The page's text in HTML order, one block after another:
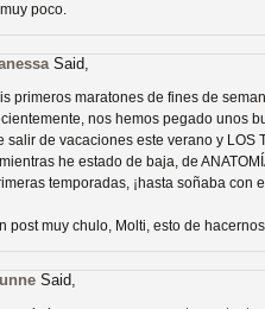
Las temporadas de
MOLTISANTI
Recomendación de la semana
poco.
Said,
primeros maratones de fines de
nos hemos pegado unos
salir de vacaciones este verano y LOS
he estado de baja, de
temporadas, ¡hasta soñaba con
post muy chulo, Molti, esto de
Said,